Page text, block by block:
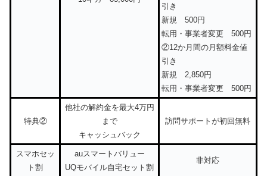
引き
新規 500円
転用・事業者変更 500円
②12か月間の月額料金値
引き
新規 2,850円
転用・事業者変更 500円
特典②
他社の解約金を最大4万円
まで
キャッシュバック
訪問サポートが初回無料
スマホセッ
ト割
auスマートバリュー
UQモバイル自宅セット割
非対応